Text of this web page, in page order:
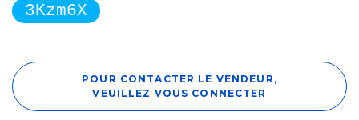
3Kzm6X
POUR CONTACTER LE VENDEUR,
VEUILLEZ VOUS CONNECTER